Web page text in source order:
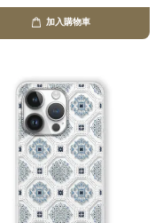
加入購物車